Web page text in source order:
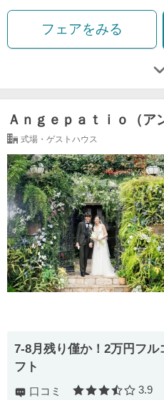
フェアをみる
Ａｎｇｅｐａｔｉｏ（ア
式場・ゲストハウス
7-8月残り僅か！2万円フ
フト
口コミ 口コ
3.9